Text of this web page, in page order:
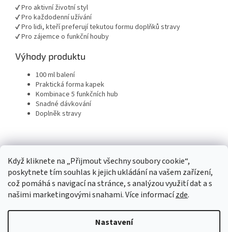
Když kliknete na „Přijmout všechny soubory cookie“,
poskytnete tím souhlas k jejich ukládání na vašem zařízení,
což pomáhá s navigací na stránce, s analýzou využití dat a s
našimi marketingovými snahami. Více informacízde.
Nastavení
✔ Pro aktivní životní styl
✔ Pro každodenní užívání
✔ Pro lidi, kteří preferují tekutou formu doplňků stravy
✔ Pro zájemce o funkční houby
Výhody produktu
100 ml balení
Praktická forma kapek
Kombinace 5 funkčních hub
Snadné dávkování
Doplněk stravy
Z